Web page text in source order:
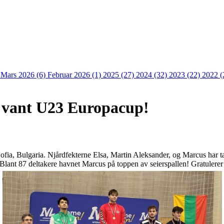
Mars 2026 (6) Februar 2026 (1) 2025 (27) 2024 (32) 2023 (22) 2022
U23 Europacup!
Bulgaria. Njårdfekterne Elsa, Martin Aleksander, og Marcus har
87 deltakere havnet Marcus på toppen av seierspallen!